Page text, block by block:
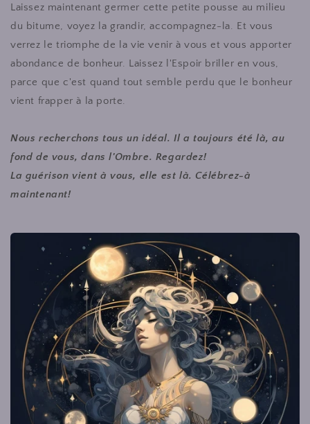
Laissez maintenant germer cette petite pousse au milieu
du bitume, voyez la grandir, accompagnez-la. Et vous
verrez le triomphe de la vie venir à vous et vous apporter
abondance de bonheur. Laissez l'Espoir briller en vous,
parce que c'est quand tout semble perdu que le bonheur
vient frapper à la porte.
Nous recherchons tous un idéal. Il a toujours été là, au
fond de vous, dans l'Ombre. Regardez!
La guérison vient à vous, elle est là. Célébrez-à
maintenant!